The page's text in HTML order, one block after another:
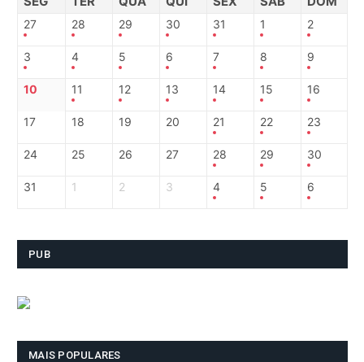
27 28 29 30 31 1 2
3 4 5 6 7 8 9
10 11 12 13 14 15 16
17 18 19 20 21 22 23
24 25 26 27 28 29 30
31 1 2 3 4 5 6
PUB
MAIS POPULARES